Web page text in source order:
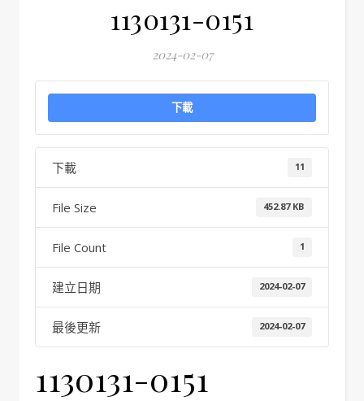
1130131-0151
2024-02-07
下載
下載 11
File Size 452.87 KB
File Count 1
建立日期 2024-02-07
最後更新 2024-02-07
1130131-0151